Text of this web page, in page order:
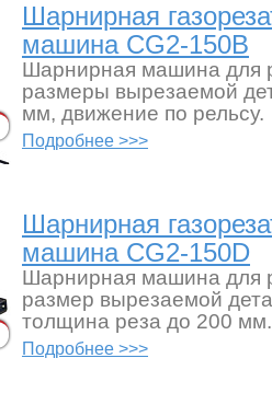
Шарнирная
машина CG2-150B
Шарнирная машина для
размеры вырезаемой
мм, движение по рельсу.
Подробнее >>>
Шарнирная
машина CG2-150D
Шарнирная машина для
размер вырезаемой
толщина реза до 200 мм.
Подробнее >>>